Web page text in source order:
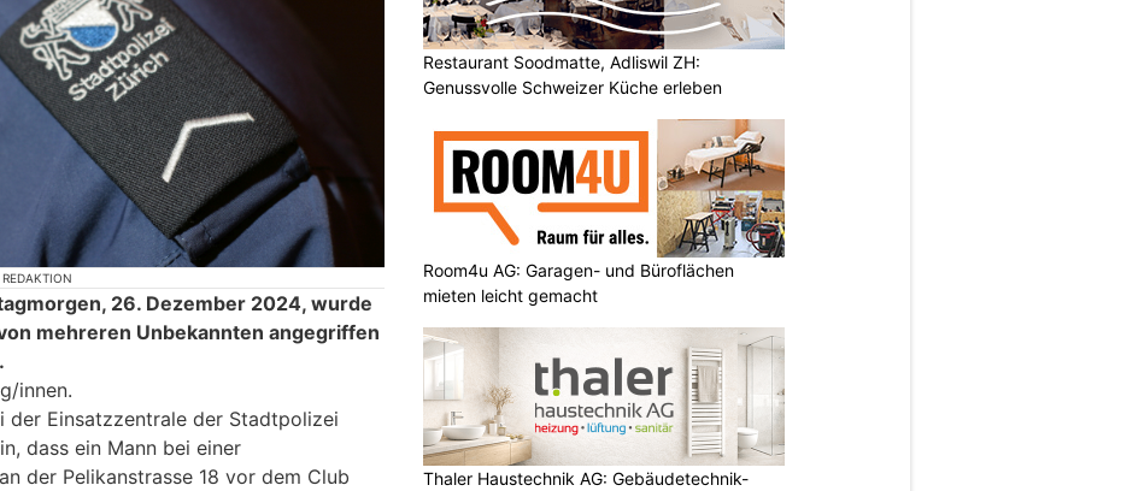
26. Dezember 2024, wurde
mehreren Unbekannten angegriffen
innen.
der Einsatzzentrale der Stadtpolizei
dass ein Mann bei einer
der Pelikanstrasse 18 vor dem Club
Restaurant Soodmatte, Adliswil ZH:
Genussvolle Schweizer Küche erleben
Room4u AG: Garagen- und Büroflächen
mieten leicht gemacht
Thaler Haustechnik AG: Gebäudetechnik-